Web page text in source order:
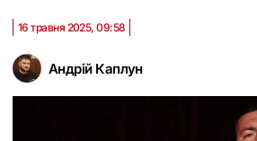
Андрій Каплун
16 травня 2025, 09:58